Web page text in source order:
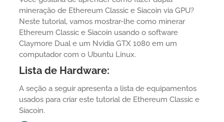
mineração de Ethereum Classic e Siacoin via GPU?
Neste tutorial, vamos mostrar-lhe como minerar
Ethereum Classic e Siacoin usando o software
Claymore Dual e um Nvidia GTX 1080 em um
computador com o Ubuntu Linux.
Lista de Hardware:
A seção a seguir apresenta a lista de equipamentos
usados para criar este tutorial de Ethereum Classic e
Siacoin.